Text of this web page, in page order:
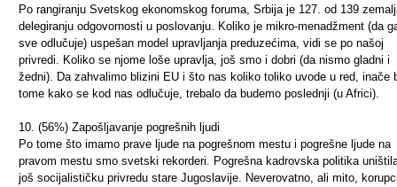
Po rangiranju Svetskog ekonomskog foruma, Srbija je 127. od 139
delegiranju odgovornosti u poslovanju. Koliko je mikro-menadžment (da
sve odlučuje) uspešan model upravljanja preduzećima, vidi se po našoj
privredi. Koliko se njome loše upravlja, još smo i dobri (da nismo gladni i
žedni). Da zahvalimo blizini EU i što nas koliko toliko uvode u red, inače
tome kako se kod nas odlučuje, trebalo da budemo poslednji (u Africi).
10. (56%) Zapošljavanje pogrešnih ljudi
Po tome što imamo prave ljude na pogrešnom mestu i pogrešne ljude na
pravom mestu smo svetski rekorderi. Pogrešna kadrovska politika
još socijalističku privredu stare Jugoslavije. Neverovatno, ali mito,